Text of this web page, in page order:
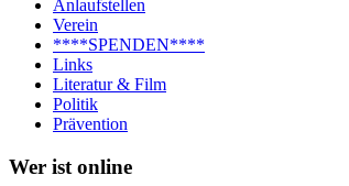
Anlaufstellen
Verein
****SPENDEN****
Links
Literatur & Film
Politik
Prävention
Wer ist online